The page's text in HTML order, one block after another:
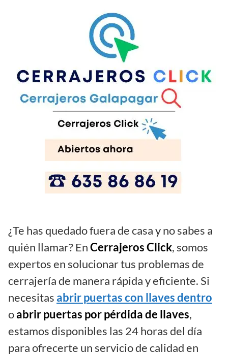
¿Te has quedado fuera de casa y no sabes a
quién llamar? EnCerrajeros Click, somos
expertos en solucionar tus problemas de
cerrajería de manera rápida y eficiente. Si
necesitas abrir puertas con llaves dentro
oabrir puertas por pérdida de llaves,
estamos disponibles las 24 horas del día
para ofrecerte un servicio de calidad en